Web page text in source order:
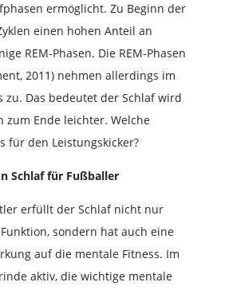
ermöglicht. Zu Beginn der
einen hohen Anteil an
REM-Phasen. Die REM-Phasen
2011) nehmen allerdings im
zu. Das bedeutet der Schlaf wird
zum Ende leichter. Welche
für den Leistungskicker?
Schlaf für Fußballer
erfüllt der Schlaf nicht nur
sondern hat auch eine
auf die mentale Fitness. Im
aktiv, die wichtige mentale